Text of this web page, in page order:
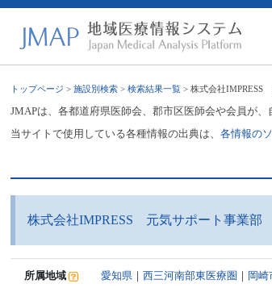
トップページ >施設別検索 >検索結果一覧 > 株式会社IMPRESS
JMAPは、各都道府県医師会、郡市区医師会や会員が
当サイトで使用している各種情報の出典は、各情報の
株式会社IMPRESS 元気サポート事業部
所属地域 愛知県 ｜西三河南部東医療圏 ｜ 岡崎